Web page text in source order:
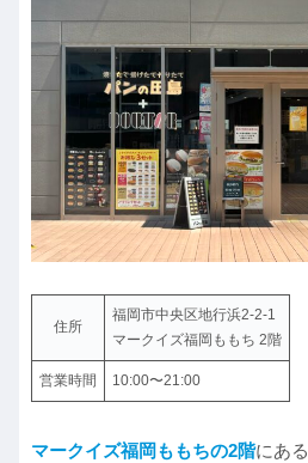
住所
福岡市中央区地行浜2-2-1
マークイズ福岡ももち 2階
営業時間 10:00〜21:00
マークイズ福岡ももちの2階にある